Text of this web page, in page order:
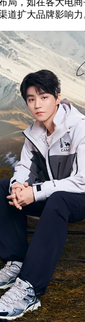
局，如在各大电
道扩大品牌影响力